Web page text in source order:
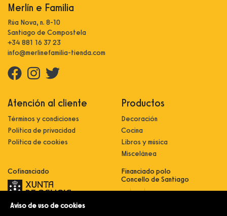
Merlín e Familia
Rúa Nova, n. 8-10
Santiago de Compostela
+34 881 16 37 23
info@merlinefamilia-tienda.com
Atención al cliente
Términos y condiciones
Política de privacidad
Política de cookies
Productos
Decoración
Cocina
Libros y música
Miscelánea
Cofinanciado
Innovación, dixitalización e
Financiado polo
Concello de Santiago
Aviso de uso de cookies